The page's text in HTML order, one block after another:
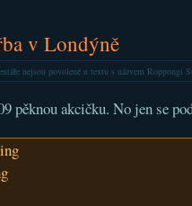
v Londýně
nejsou povolenéu textu s názvem Roppongi
pěknou akcičku. No jen se